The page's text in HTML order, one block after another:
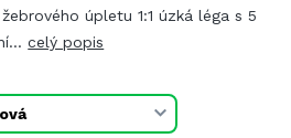
úpletu 1:1 úzká léga s 5
celý popis